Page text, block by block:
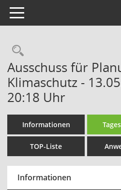
Toggle navigation
Rechercheauswahl
Ausschuss für
Klimaschutz -
20:18 Uhr
Informationen
TOP-Liste
Informationen